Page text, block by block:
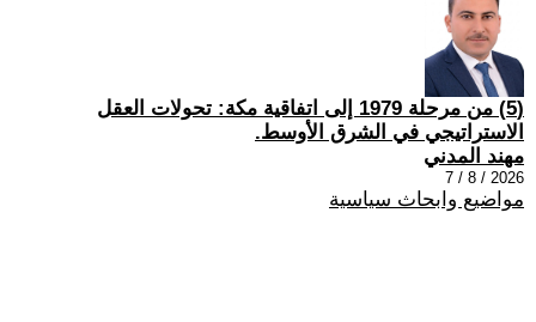
(5) من مرحلة 1979 إلى اتفاقية مكة: تحولات العقل
الاستراتيجي في الشرق الأوسط.
مهند المدني
2026 / 8 / 7
مواضيع وابحاث سياسية